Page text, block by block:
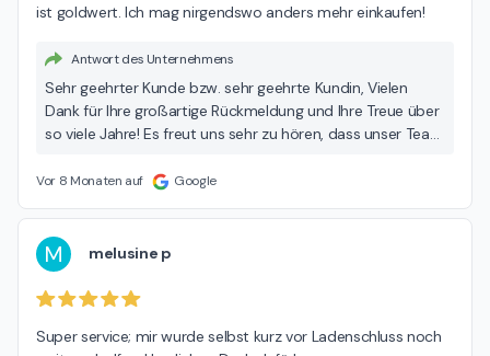
ist goldwert. Ich mag nirgendswo anders mehr einkaufen!
Antwort des Unternehmens
Sehr geehrter Kunde bzw. sehr geehrte Kundin, Vielen
Dank für Ihre großartige Rückmeldung und Ihre Treue über
so viele Jahre! Es freut uns sehr zu hören, dass unser Team
unseren Service wissen wir sehr zu schätzen – genau
freuen uns, Sie auch in Zukunft bei uns willkommen zu
heißen! Ihr Team von CAB
Vor 8 Monaten auf Google
M melusine p
Super service; mir wurde selbst kurz vor Ladenschluss noch